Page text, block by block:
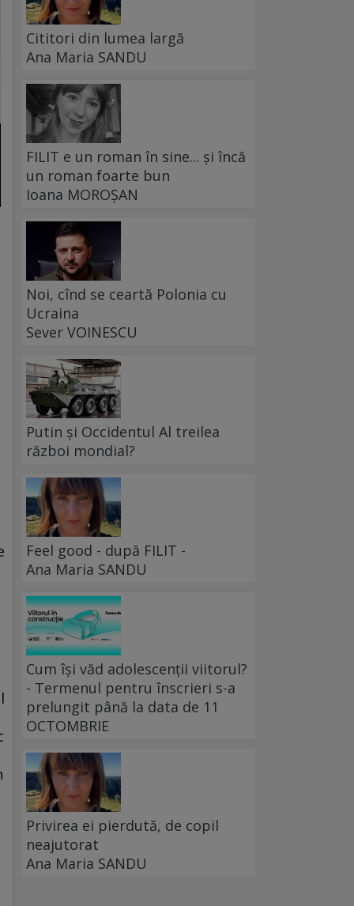
Cititori din lumea largă
Ana Maria SANDU
FILIT e un roman în sine... și încă
un roman foarte bun
Ioana MOROȘAN
Noi, cînd se ceartă Polonia cu
Ucraina
Sever VOINESCU
Putin și Occidentul Al treilea
război mondial?
Feel good - după FILIT -
Ana Maria SANDU
Cum își văd adolescenții viitorul?
- Termenul pentru înscrieri s-a
prelungit până la data de 11
OCTOMBRIE
Privirea ei pierdută, de copil
neajutorat
Ana Maria SANDU